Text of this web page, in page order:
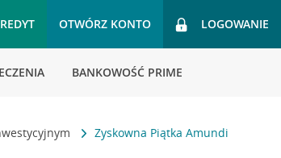
OTWÓRZ KONTO LOGOWANIE
BANKOWOŚĆ PRIME
Zyskowna Piątka Amundi